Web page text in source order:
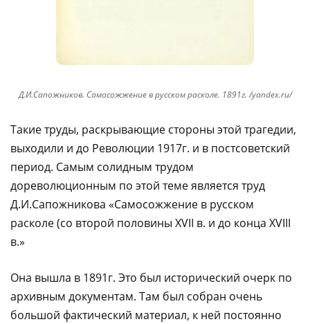
Д.И.Сапожников. Самосожжение в русском расколе. 1891г. /yandex.ru/
Такие труды, раскрывающие стороны этой трагедии,
выходили и до Революции 1917г. и в постсоветский
период. Самым солидным трудом
дореволюционным по этой теме является труд
Д.И.Сапожникова «Самосожжение в русском
расколе (со второй половины XVII в. и до конца XVIII
в.»
Она вышла в 1891г. Это был исторический очерк по
архивным документам. Там был собран очень
большой фактический материал, к ней постоянно